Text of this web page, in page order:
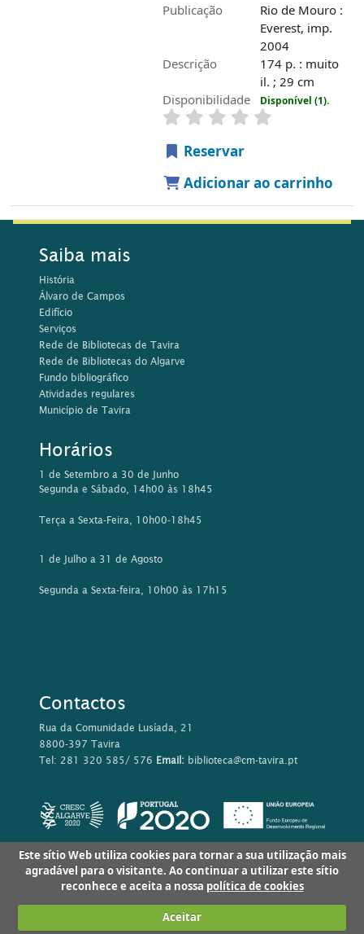
Publicação
Rio de Mouro :
Everest, imp.
2004
Descrição
174 p. : muito
il. ; 29 cm
Disponibilidade
Disponível (1).
Reservar
Adicionar ao carrinho
Saiba mais
História
Álvaro de Campos
Edifício
Serviços
Rede de Bibliotecas de Tavira
Rede de Bibliotecas do Algarve
Fundo bibliográfico
Atividades regulares
Município de Tavira
Horários
1 de Setembro a 30 de Junho
Segunda e Sábado, 14h00 às 18h45
Terça a Sexta-Feira, 10h00-18h45
1 de Julho a 31 de Agosto
Segunda a Sexta-feira, 10h00 às 17h15
Contactos
Rua da Comunidade Lusíada, 21
8800-397 Tavira
Tel: 281 320 585/ 576 Email: biblioteca@cm-tavira.pt
Este sítio Web utiliza cookies para tornar a sua utilização mais
agradável para o visitante. Ao continuar a utilizar este sítio
reconhece e aceita a nossa política de cookies
Aceitar